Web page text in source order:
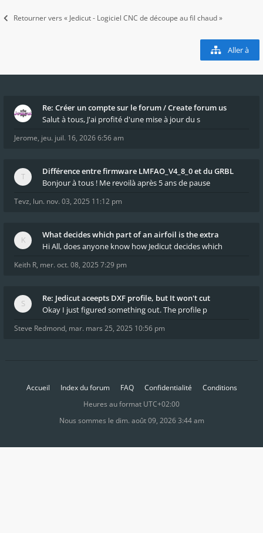
Retourner vers « Jedicut - Logiciel CNC de découpe au fil chaud »
Aller à
Re: Créer un compte sur le forum / Create forum us
Salut à tous, J'ai profité d'une mise à jour du s
Jerome, jeu. juil. 16, 2026 6:56 am
Différence entre firmware LMFAO_V4_8_0 et du GRBL
Bonjour à tous ! Me revoilà après 5 ans de pause
Tevz, lun. nov. 03, 2025 11:12 pm
What decides which part of an airfoil is the extra
Hi All, does anyone know how Jedicut decides which
Keith R, mer. oct. 08, 2025 7:29 pm
Re: Jedicut aceepts DXF profile, but It won't cut
Okay I just figured something out. The profile p
Steve Redmond, mar. mars 25, 2025 10:56 pm
Accueil Index du forum FAQ Confidentialité
Conditions
Heures au format UTC+02:00
Nous sommes le dim. août 09, 2026 3:44 am